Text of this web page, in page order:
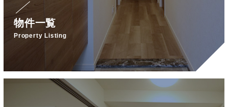
物件一覧
Property Listing